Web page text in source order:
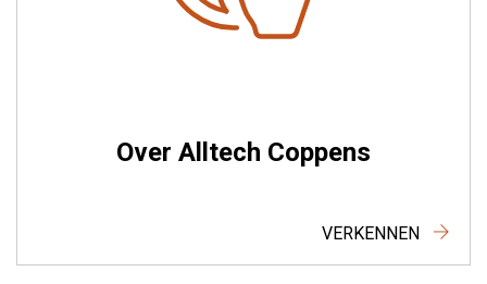
Over Alltech Coppens
VERKENNEN